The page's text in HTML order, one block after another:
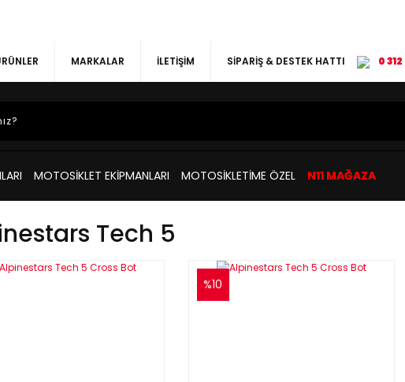
MARKALAR İLETİŞİM SİPARİŞ & DESTEK HATTI 0 312
MOTOSİKLET EKİPMANLARI MOTOSİKLETİME ÖZEL N11 MAĞAZA
Tech 5
%10